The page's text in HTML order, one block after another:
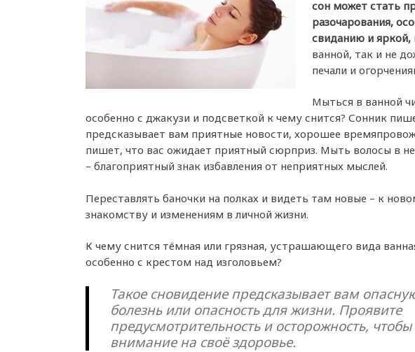
сон может стать
разочарования,
свиданию и яркой,
ванной, так и не
печали и
Мыться в ванной
особенно с джакузи и подсветкой к чему снится? Сонник
предсказывает вам приятные новости, хорошее
пишет, что вас ожидает приятный сюрприз. Мыть волосы в
– благоприятный знак избавления от неприятных мыслей.
Переставлять баночки на полках и видеть там новые – к
знакомству и изменениям в личной жизни.
К чему снится тёмная или грязная, устрашающего вида
особенно с крестом над изголовьем?
Такое сновидение предсказывает вам
болезнь или опасность для жизни. Проявите
предусмотрительность и осторожность,
внимание на своё здоровье.